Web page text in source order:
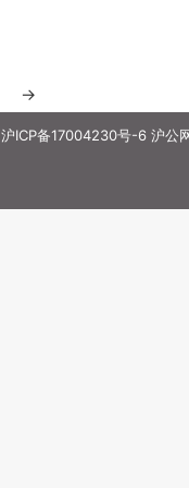
→
沪ICP备17004230号-6沪公